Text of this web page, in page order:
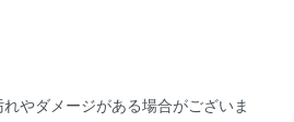
やダメージがある場合がございま